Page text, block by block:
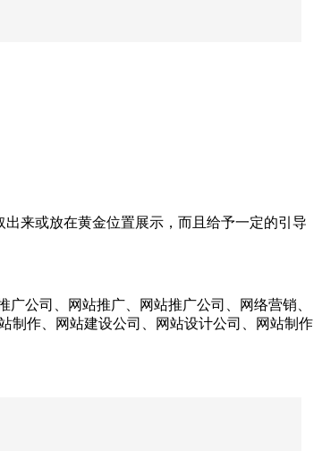
来或放在黄金位置展示，而且给予一定的引导
公司、网站推广、网站推广公司、网络营销、
制作、网站建设公司、网站设计公司、网站制作